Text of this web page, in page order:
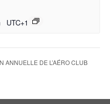
UTC+1
ANNUELLE DE L’AÉRO CLUB